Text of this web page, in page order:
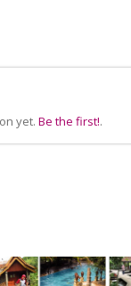
yet. Be the first!.